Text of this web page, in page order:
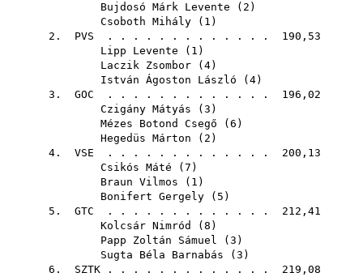
Bujdosó Márk Levente ( 2 )
Csoboth Mihály ( 1 )
2. PVS . . . . . . . . . . . . . 190,53
Lipp Levente ( 1 )
Laczik Zsombor ( 4)
István Ágoston László ( 4)
3. GOC . . . . . . . . . . . . . 196,02
Czigány Mátyás ( 3 )
Mézes Botond Csegő ( 6 )
Hegedüs Márton ( 2 )
4. VSE . . . . . . . . . . . . . 200,13
Csikós Máté ( 7 )
Braun Vilmos ( 1 )
Bonifert Gergely ( 5 )
5. GTC . . . . . . . . . . . . . 212,41
Kolcsár Nimród
( 8 )
Papp Zoltán Sámuel ( 3 )
Sugta Béla Barnabás ( 3 )
6. SZTK . . . . . . . . . . . . . 219,08